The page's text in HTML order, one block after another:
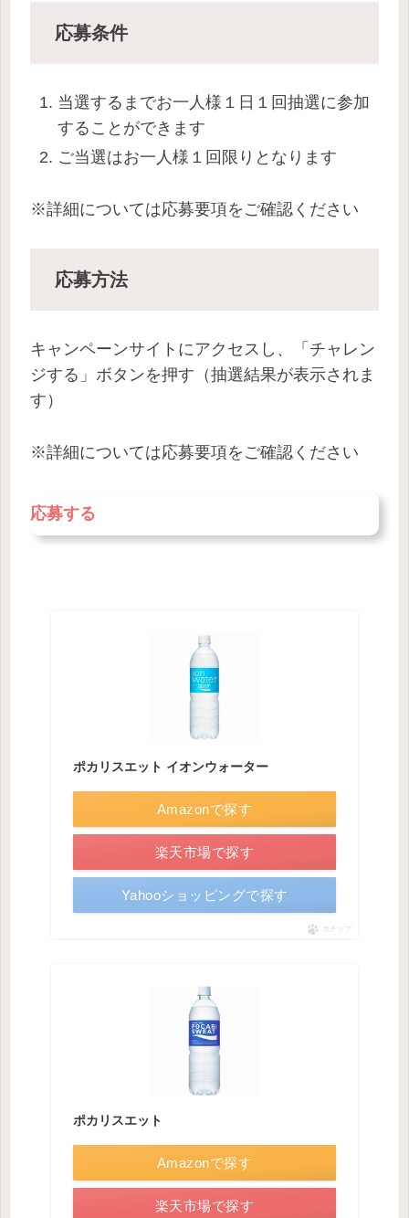
応募条件
当選するまでお一人様１日１回抽選に参加
することができます
ご当選はお一人様１回限りとなります
※詳細については応募要項をご確認ください
応募方法
キャンペーンサイトにアクセスし、「チャレン
ジする」ボタンを押す（抽選結果が表示されま
す）
※詳細については応募要項をご確認ください
応募する
ポカリスエット イオンウォーター
Amazonで探す
楽天市場で探す
Yahooショッピングで探す
ポチップ
ポカリスエット
Amazonで探す
楽天市場で探す